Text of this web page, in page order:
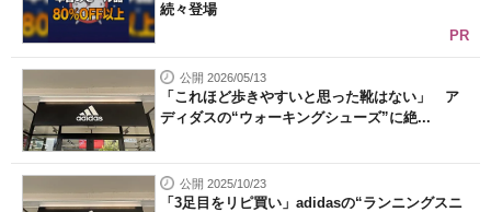
続々登場
PR
公開 2026/05/13
「これほど歩きやすいと思った靴はない」 ア
ディダスの“ウォーキングシューズ”に絶...
公開 2025/10/23
「3足目をリピ買い」adidasの“ランニングスニ